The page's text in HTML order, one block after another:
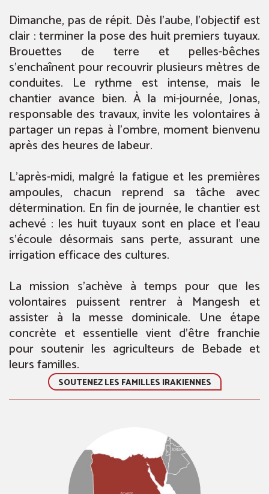
Dimanche, pas de répit. Dès l’aube, l’objectif est
clair : terminer la pose des huit premiers tuyaux.
Brouettes de terre et pelles-bêches
s’enchaînent pour recouvrir plusieurs mètres de
conduites. Le rythme est intense, mais le
chantier avance bien. À la mi-journée, Jonas,
responsable des travaux, invite les volontaires à
partager un repas à l’ombre, moment bienvenu
après des heures de labeur.
L’après-midi, malgré la fatigue et les premières
ampoules, chacun reprend sa tâche avec
détermination. En fin de journée, le chantier est
achevé : les huit tuyaux sont en place et l’eau
s’écoule désormais sans perte, assurant une
irrigation efficace des cultures.
La mission s’achève à temps pour que les
volontaires puissent rentrer à Mangesh et
assister à la messe dominicale. Une étape
concrète et essentielle vient d’être franchie
pour soutenir les agriculteurs de Bebade et
leurs familles.
SOUTENEZ LES FAMILLES IRAKIENNES